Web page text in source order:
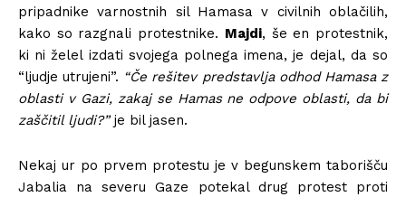
pripadnike varnostnih sil Hamasa v civilnih oblačilih,
kako so razgnali protestnike. Majdi, še en protestnik,
ki ni želel izdati svojega polnega imena, je dejal, da so
“ljudje utrujeni”. “Če rešitev predstavlja odhod Hamasa z
oblasti v Gazi, zakaj se Hamas ne odpove oblasti, da bi
zaščitil ljudi?”je bil jasen.
Nekaj ​​ur po prvem protestu je v begunskem taborišču
Jabalia na severu Gaze potekal drug protest proti